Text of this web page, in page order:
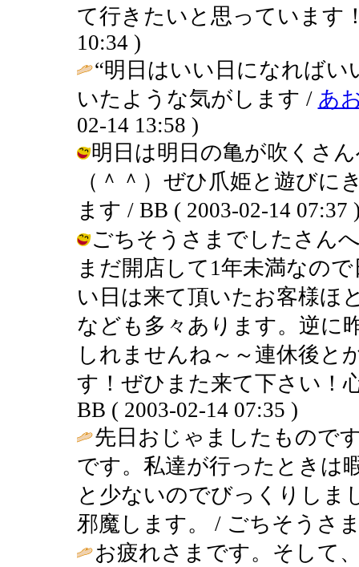
て行きたいと思っています
10:34 )
“明日はいい日になれば
いたような気がします / あ
02-14 13:58 )
明日は明日の亀が吹くさ
（＾＾）ぜひ爪姫と遊び
ます / BB ( 2003-02-14 07:37
ごちそうさまでしたさん
まだ開店して1年未満なの
い日は来て頂いたお客様ほ
なども多々あります。逆に
しれませんね～～連休後と
す！ぜひまた来て下さい！
BB ( 2003-02-14 07:35 )
先日おじゃましたもので
です。私達が行ったときは
と少ないのでびっくりしま
邪魔します。 / ごちそうさ
お疲れさまです。そして